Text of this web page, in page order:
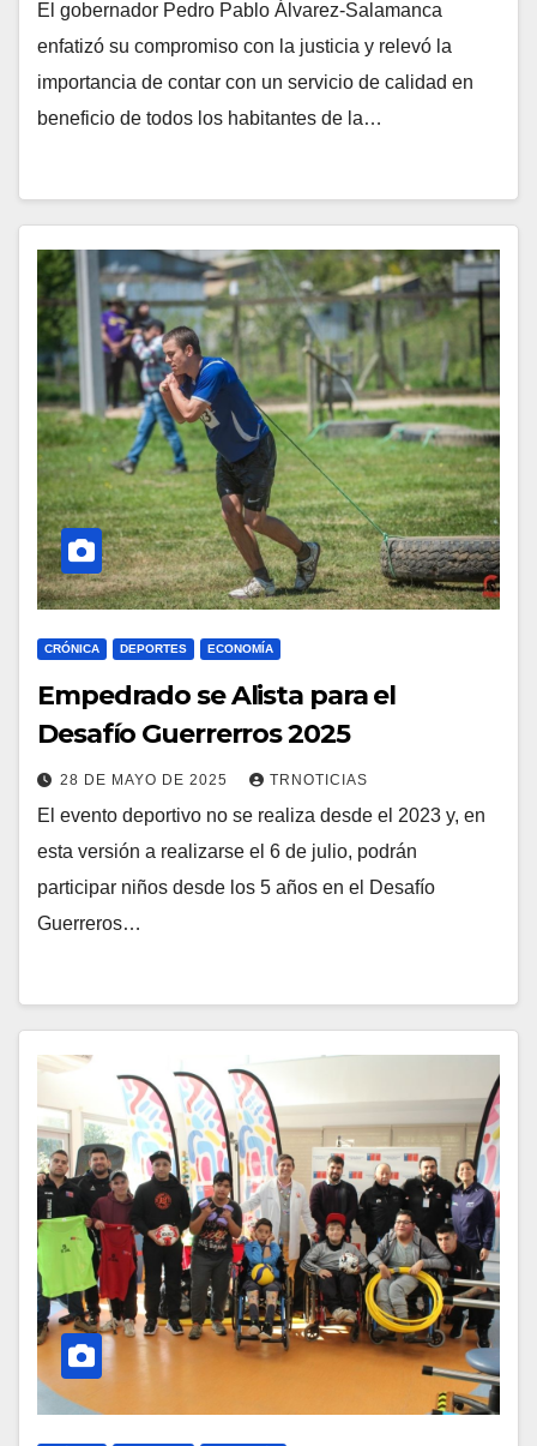
El gobernador Pedro Pablo Álvarez-Salamanca
enfatizó su compromiso con la justicia y relevó la
importancia de contar con un servicio de calidad en
beneficio de todos los habitantes de la…
CRÓNICA DEPORTES ECONOMÍA
Empedrado se Alista para el
Desafío Guerrerros 2025
28 DE MAYO DE 2025 TRNOTICIAS
El evento deportivo no se realiza desde el 2023 y, en
esta versión a realizarse el 6 de julio, podrán
participar niños desde los 5 años en el Desafío
Guerreros…